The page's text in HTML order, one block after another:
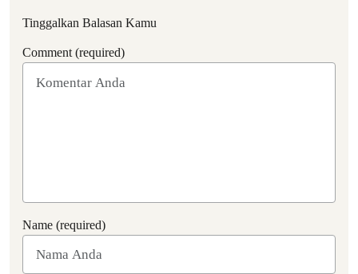
Tinggalkan Balasan Kamu
Comment (required)
Name (required)